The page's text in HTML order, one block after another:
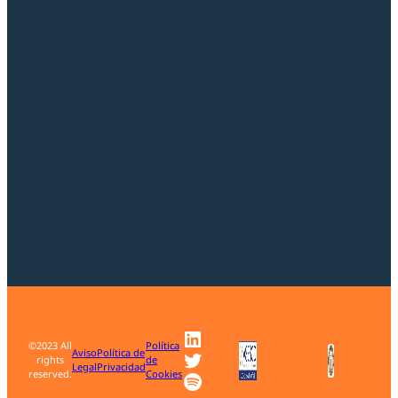
©2023 All
rights
reserved.
Aviso
Legal
Política de
Privacidad
Política
de
Cookies
LinkedIn
Twitter
Spotify